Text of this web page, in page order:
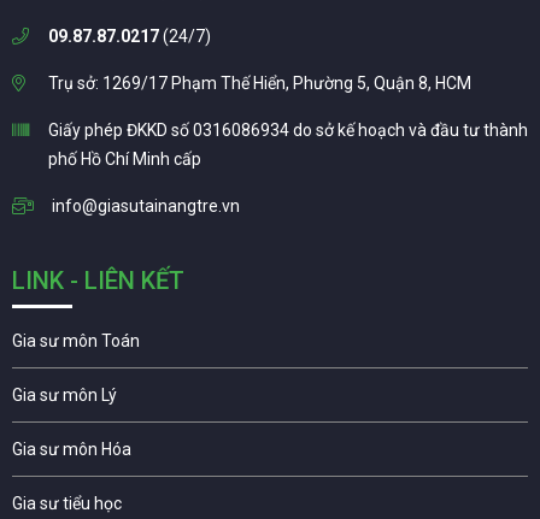
09.87.87.0217(24/7)
Trụ sở: 1269/17 Phạm Thế Hiển, Phường 5, Quận 8, HCM
Giấy phép ĐKKD số 0316086934 do sở kế hoạch và đầu tư thành
phố Hồ Chí Minh cấp
info@giasutainangtre.vn
LINK - LIÊN KẾT
Gia sư môn Toán
Gia sư môn Lý
Gia sư môn Hóa
Gia sư tiểu học